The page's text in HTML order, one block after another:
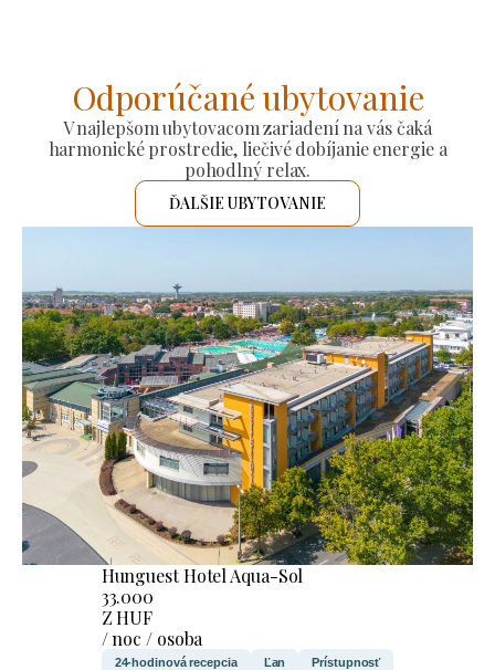
Odporúčané ubytovanie
V najlepšom ubytovacom zariadení na vás čaká
harmonické prostredie, liečivé dobíjanie energie a
pohodlný relax.
ĎALŠIE UBYTOVANIE
Hunguest Hotel Aqua-Sol
33.000
Z HUF
/ noc / osoba
24-hodinová recepcia Ľan Prístupnosť